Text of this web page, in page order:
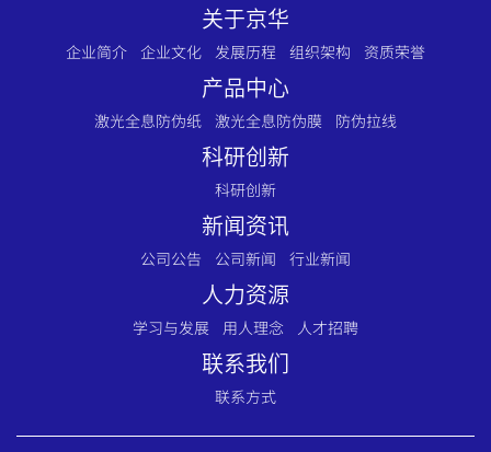
关于京华
企业简介 企业文化 发展历程 组织架构
资质荣誉
产品中心
激光全息防伪纸 激光全息防伪膜
防伪拉线
科研创新
科研创新
新闻资讯
公司公告
公司新闻
行业新闻
人力资源
学习与发展
用人理念
人才招聘
联系我们
联系方式